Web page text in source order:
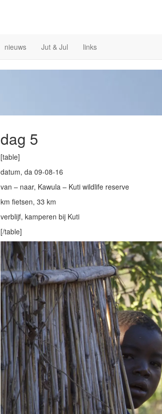
nieuws Jut & Jul links
dag 5
[table]
datum, da 09-08-16
van – naar, Kawula – Kuti wildlife reserve
km fietsen, 33 km
verblijf, kamperen bij Kuti
[/table]